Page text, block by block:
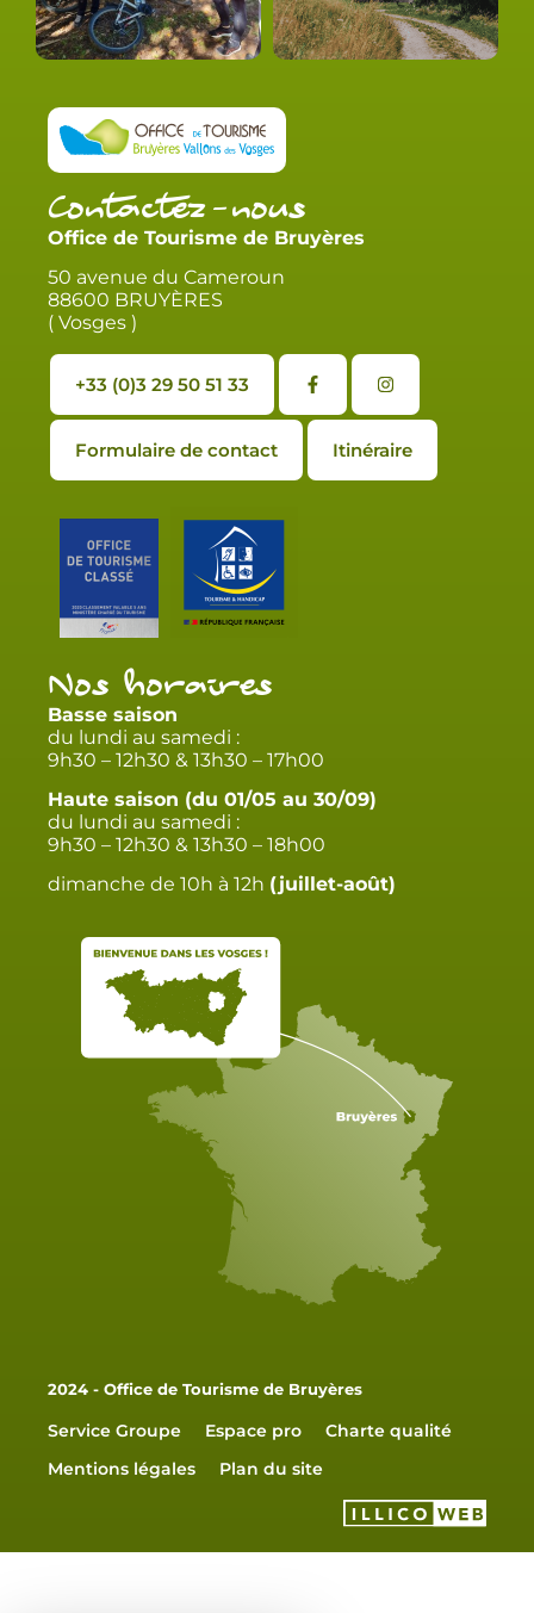
Contactez-nous
Office de Tourisme de Bruyères
50 avenue du Cameroun
88600 BRUYÈRES
( Vosges )
+33 (0)3 29 50 51 33
Formulaire de contact Itinéraire
Nos horaires
Basse saison
du lundi au samedi :
9h30 – 12h30 & 13h30 – 17h00
Haute saison (du 01/05 au 30/09)
du lundi au samedi :
9h30 – 12h30 & 13h30 – 18h00
dimanche de 10h à 12h (juillet-août)
2024 - Office de Tourisme de Bruyères
Service Groupe Espace pro
Charte qualité
Mentions légales
Plan du site